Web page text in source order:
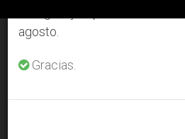
Científicos constatan errores en el
AUG 19, 2002 00:00
agosto.
Gracias.